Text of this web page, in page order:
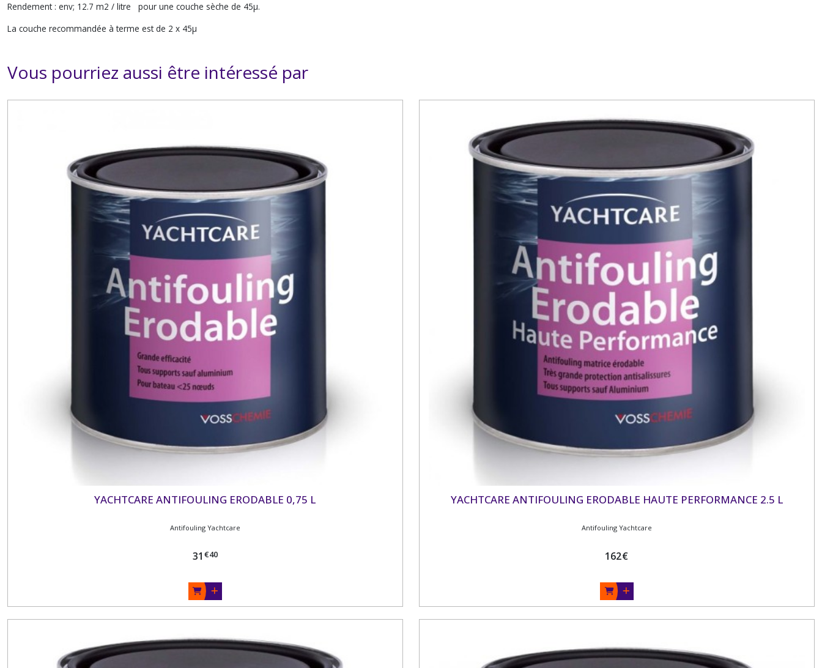
Rendement : env; 12.7 m2 / litre pour une couche sèche de 45µ.
La couche recommandée à terme est de 2 x 45µ
Vous pourriez aussi être intéressé par
YACHTCARE ANTIFOULING ERODABLE 0,75 L
Antifouling Yachtcare
31 €40
YACHTCARE ANTIFOULING ERODABLE HAUTE PERFORMANCE 2.5 L
Antifouling Yachtcare
162€